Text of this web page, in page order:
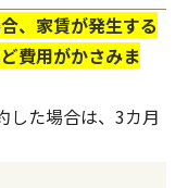
、家賃が発生する
費用がかさみま
した場合は、3カ月